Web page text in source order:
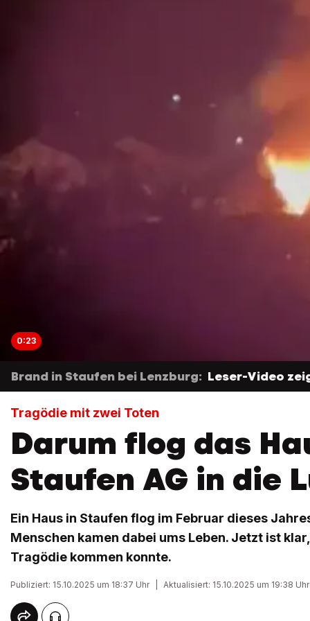
0:23
Brand in Staufen bei Lenzburg: Leser-Video
Tragödie mit zwei Toten
Darum flog das
Staufen AG in die
Ein Haus in Staufen flog im Februar dieses
Menschen kamen dabei ums Leben. Jetzt ist
Tragödie kommen konnte.
Publiziert: 15.10.2025 um 18:37 Uhr Aktualisiert: 15.10.2025 um 19:38 Uhr